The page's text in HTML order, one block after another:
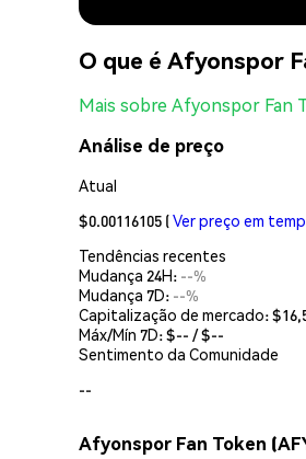
O que é Afyonspor
Mais sobre Afyonspor Fan
Análise de preço
Atual
$0.00116105 (Ver preço em
Tendências recentes
Mudança 24H: --%
Mudança 7D: --%
Capitalização de mercado:
Máx/Mín 7D: $-- / $--
Sentimento da Comunidade
--
Afyonspor Fan Token